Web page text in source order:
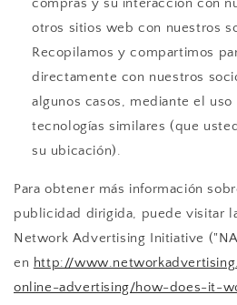
compras y su interacción con
otros sitios web con nuestros
Recopilamos y compartimos
directamente con nuestros
algunos casos, mediante el
tecnologías similares (que
su ubicación).
Para obtener más información
publicidad dirigida, puede visitar
Network Advertising Initiative
en http://
online-advertising/how-does-it-